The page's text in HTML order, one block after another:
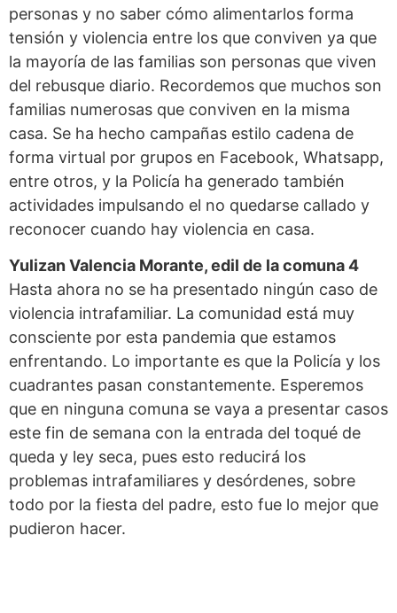
personas y no saber cómo alimentarlos forma
tensión y violencia entre los que conviven ya que
la mayoría de las familias son personas que viven
del rebusque diario. Recordemos que muchos son
familias numerosas que conviven en la misma
casa. Se ha hecho campañas estilo cadena de
forma virtual por grupos en Facebook, Whatsapp,
entre otros, y la Policía ha generado también
actividades impulsando el no quedarse callado y
reconocer cuando hay violencia en casa.
Yulizan Valencia Morante, edil de la comuna 4
Hasta ahora no se ha presentado ningún caso de
violencia intrafamiliar. La comunidad está muy
consciente por esta pandemia que estamos
enfrentando. Lo importante es que la Policía y los
cuadrantes pasan constantemente. Esperemos
que en ninguna comuna se vaya a presentar casos
este fin de semana con la entrada del toqué de
queda y ley seca, pues esto reducirá los
problemas intrafamiliares y desórdenes, sobre
todo por la fiesta del padre, esto fue lo mejor que
pudieron hacer.